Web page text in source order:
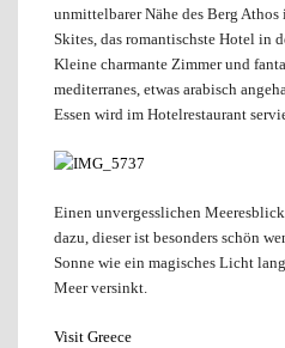
unmittelbarer Nähe des Berg Athos
Skites, das romantischste Hotel in
Kleine charmante Zimmer und
mediterranes, etwas arabisch
Essen wird im Hotelrestaurant
Einen unvergesslichen
dazu, dieser ist besonders schön
Sonne wie ein magisches Licht
Meer versinkt.
Visit Greece